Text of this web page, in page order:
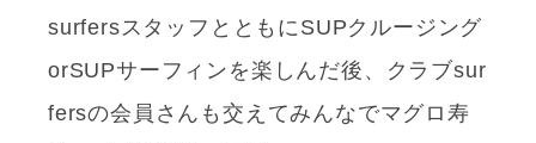
surfersスタッフとともにSUPクルージング
orSUPサーフィンを楽しんだ後、クラブsur
fersの会員さんも交えてみんなでマグロ寿